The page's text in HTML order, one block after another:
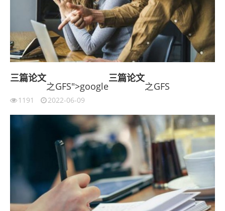
三篇论文
之GFS">google
三篇论文
之GFS
1191 2022-06-09